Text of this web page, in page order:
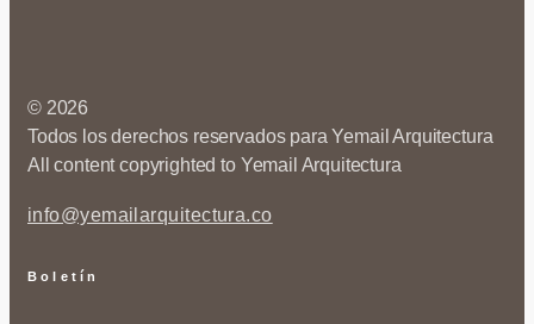
© 2026
Todos los derechos reservados para Yemail Arquitectura
All content copyrighted to Yemail Arquitectura
info@yemailarquitectura.co
Boletín